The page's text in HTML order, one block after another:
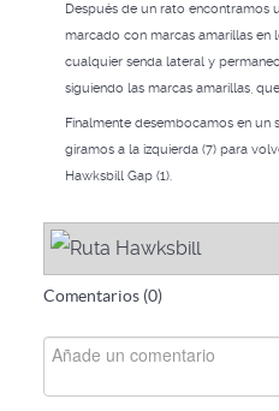
Después de un rato encontramos
marcado con marcas amarillas en
cualquier senda lateral y
siguiendo las marcas amarillas,
Finalmente desembocamos en un
giramos a la izquierda (7) para
Hawksbill Gap (1).
Comentarios (0)